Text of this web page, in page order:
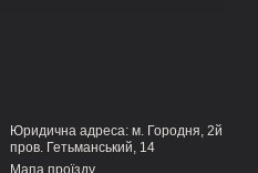
могли бути впевнені у
Юридична адреса: м. Городня, 2й
пров. Гетьманський, 14
Мапа проїзду